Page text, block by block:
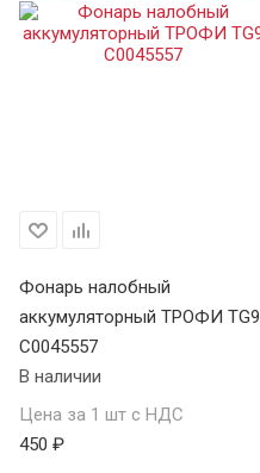
Фонарь налобный
аккумуляторный ТРОФИ TG9
C0045557
В наличии
Цена за 1 шт с НДС
450 ₽